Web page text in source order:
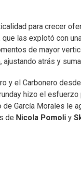
para crecer
las explotó con
de mayor
atrás y
y el Carbonero
hizo el
García Morales le
de Nicola Pomoli y